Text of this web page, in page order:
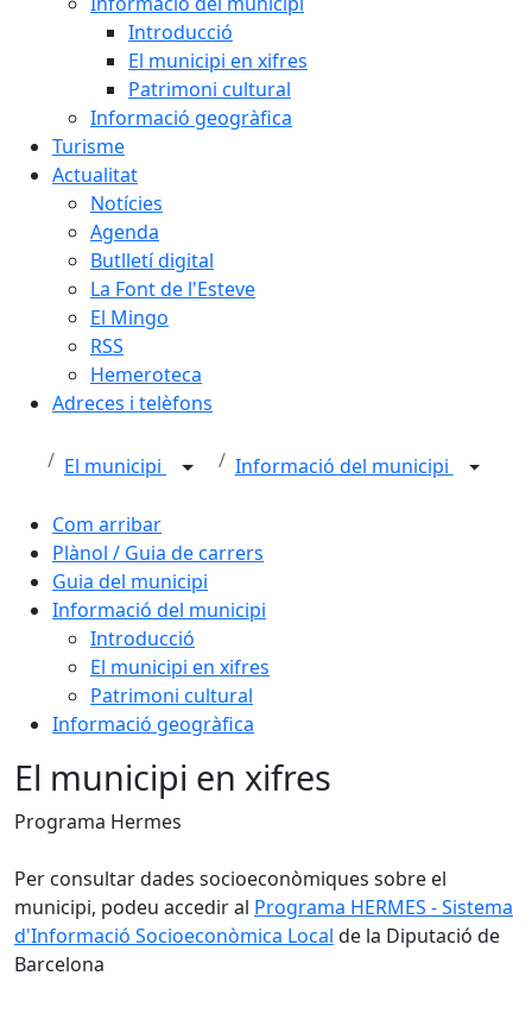
Introducció
El municipi en xifres
Patrimoni cultural
Informació geogràfica
Turisme
Actualitat
Notícies
Agenda
Butlletí digital
La Font de l'Esteve
El Mingo
RSS
Hemeroteca
Adreces i telèfons
El municipi Informació del municipi
Com arribar
Plànol / Guia de carrers
Guia del municipi
Informació del municipi
Introducció
El municipi en xifres
Patrimoni cultural
Informació geogràfica
El municipi en xifres
Programa Hermes
Per consultar dades socioeconòmiques sobre el
municipi, podeu accedir al Programa HERMES - Sistema
d'Informació Socioeconòmica Local de la Diputació de
Barcelona